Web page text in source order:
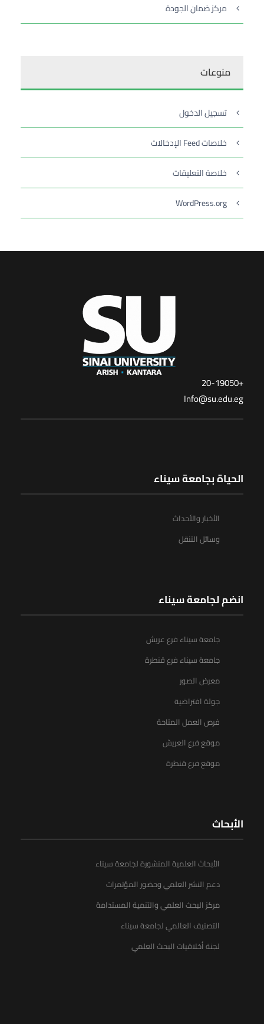
مركز ضمان الجودة
منوعات
تسجيل الدخول
خلاصات Feed الإدخالات
خلاصة التعليقات
WordPress.org
+20-19050
Info@su.edu.eg
الحياة بجامعة سيناء
الأخبار والأحداث
وسائل التنقل
انضم لجامعة سيناء
جامعة سيناء فرع عريش
جامعة سيناء فرع قنطرة
معرض الصور
جولة افتراضية
فرص العمل المتاحة
موقع فرع العريش
موقع فرع قنطرة
الأبحاث
الأبحاث العلمية المنشورة لجامعة سيناء
دعم النشر العلمي وحضور المؤتمرات
مركز البحث العلمي والتنمية المستدامة
التصنيف العالمي لجامعة سيناء
لجنة أخلاقيات البحث العلمي